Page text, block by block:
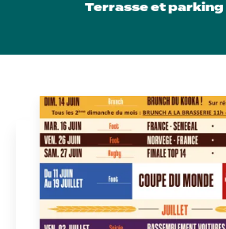
Terrasse et parking